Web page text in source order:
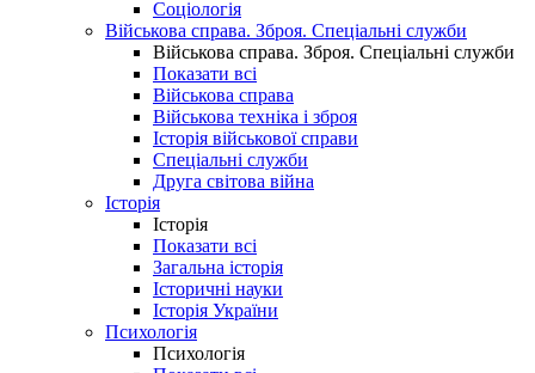
Соціологія
Військова справа. Зброя. Спеціальні служби
Військова справа. Зброя. Спеціальні служби
Показати всі
Військова справа
Військова техніка і зброя
Історія військової справи
Спеціальні служби
Друга світова війна
Історія
Історія
Показати всі
Загальна історія
Історичні науки
Історія України
Психологія
Психологія